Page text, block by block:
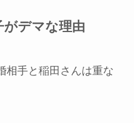
がデマな理由
相手と稲田さんは重な